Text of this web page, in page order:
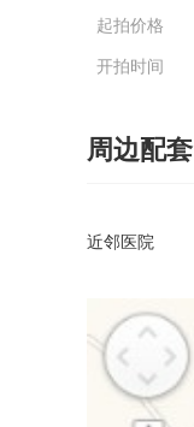
起拍价格
开拍时间
周边配套
近邻医院